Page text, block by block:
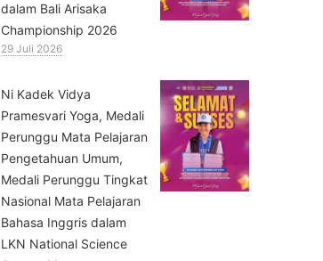
dalam Bali Arisaka
Championship 2026
29 Juli 2026
⁠Ni Kadek Vidya
Pramesvari Yoga, Medali
Perunggu Mata Pelajaran
Pengetahuan Umum,
Medali Perunggu Tingkat
Nasional Mata Pelajaran
Bahasa Inggris dalam
LKN National Science